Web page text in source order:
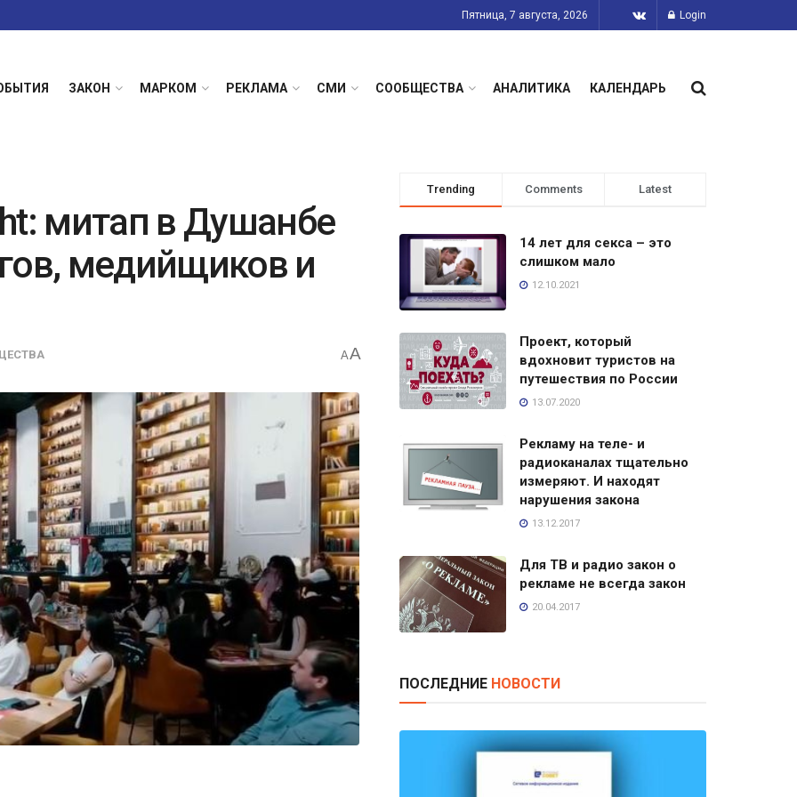
Пятница, 7 августа, 2026 Login
ЗАКОН МАРКОМ РЕКЛАМА СМИ СООБЩЕСТВА АНАЛИТИКА КАЛЕНДАРЬ
митап в Душанбе
медийщиков и
AA
Trending Comments Latest
14 лет для секса – это
слишком мало
12.10.2021
Проект, который
вдохновит туристов на
путешествия по России
13.07.2020
Рекламу на теле- и
радиоканалах тщательно
измеряют. И находят
нарушения закона
13.12.2017
Для ТВ и радио закон о
рекламе не всегда закон
20.04.2017
ПОСЛЕДНИЕ НОВОСТИ